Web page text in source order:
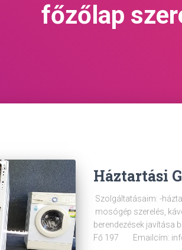
főzőlap
Háztartási
Szolgáltatásaim: -
mosógép szerelés,
berendezések javítása
Fő 197 Emailcím: